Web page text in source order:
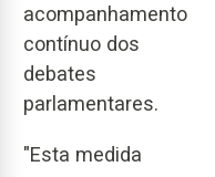
acompanhamento
contínuo dos
debates
parlamentares.
"Esta medida